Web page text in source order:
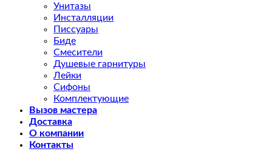
Унитазы
Инсталляции
Писсуары
Биде
Смесители
Душевые гарнитуры
Лейки
Сифоны
Комплектующие
Вызов мастера
Доставка
О компании
Контакты